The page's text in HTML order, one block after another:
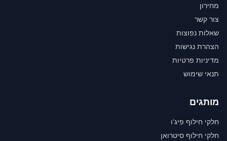
מחירון
צור קשר
שאלות נפוצות
הצהרת נגישות
מדיניות פרטיות
תנאי שימוש
מותגים
חלקי חילוף פיג'ו
חלקי חילוף סיטרואן